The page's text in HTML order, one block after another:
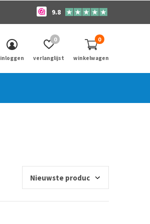
inloggen verlanglijst
0
winkelwagen
0
9.8